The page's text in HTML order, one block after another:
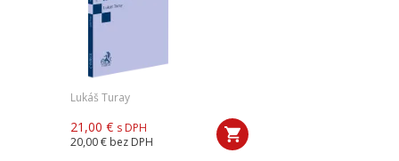
Lukáš Turay
21,00 € s DPH
20,00 € bez DPH